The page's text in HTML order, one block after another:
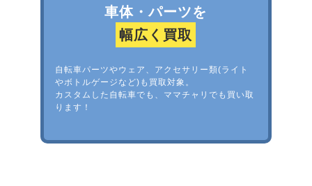
車体・パーツを
幅広く買取
自転車パーツやウェア、アクセサリー類(ライト
やボトルゲージなど)も買取対象。
カスタムした自転車でも、ママチャリでも買い取
ります！